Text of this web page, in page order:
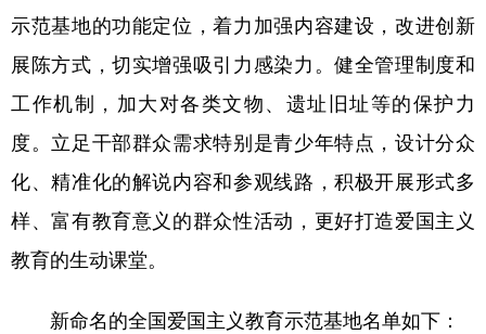
彩票 娱乐 时尚 悦读
公益 一带一路 亚太网 上市公司
文化产业
地方频道
示范基地的功能定位，着力加强内容建设，改进创新
展陈方式，切实增强吸引力感染力。健全管理制度和
工作机制，加大对各类文物、遗址旧址等的保护力
度。立足干部群众需求特别是青少年特点，设计分众
化、精准化的解说内容和参观线路，积极开展形式多
样、富有教育意义的群众性活动，更好打造爱国主义
教育的生动课堂。
新命名的全国爱国主义教育示范基地名单如下：